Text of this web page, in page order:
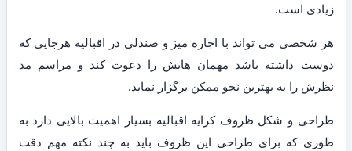
زیادی است.
هر شخصی می تواند با اجاره میز و صندلی در اقبالیه هرجایی که
دوست داشته باشد مهمان هایش را دعوت کند و مراسم مد
نظرش را به بهترین نحو ممکن برگزار نماید.
طراحی و شکل ظروف کرایه اقبالیه بسیار اهمیت بالایی دارد به
طوری که برای طراحی این ظروف باید به چند نکته مهم دقت